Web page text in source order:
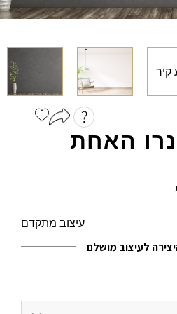
האחת
עיצוב מתקדם
לעיצוב מושלםפרטי התחברות